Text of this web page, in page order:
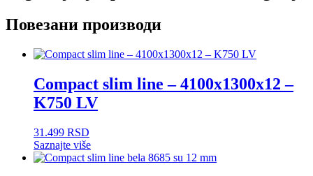
Повезани производи
Compact slim line – 4100x1300x12 –
K750 LV
31.499 RSD
Saznajte više